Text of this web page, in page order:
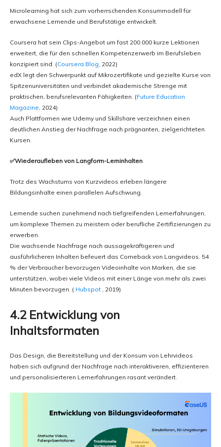
Microlearning hat sich zum vorherrschenden Konsummodell für
erwachsene Lernende und Berufstätige entwickelt.
Coursera hat sein Clips-Angebot um fast 200.000 kurze Lektionen
erweitert, die für den schnellen Kompetenzerwerb im Berufsleben
konzipiert sind. (Coursera Blog, 2022)
edX legt den Schwerpunkt auf Mikrozertifikate und gezielte Kurse von
Spitzenuniversitäten und verbindet akademische Strenge mit
praktischen, berufsrelevanten Fähigkeiten. (Future Education
Magazine, 2024)
Auch Plattformen wie Udemy und Skillshare verzeichnen einen
deutlichen Anstieg der Nachfrage nach prägnanten, zielgerichteten
Kursen.
✅Wiederaufleben von Langform-Lerninhalten
Trotz des Wachstums von Kurzvideos erleben längere
Bildungsinhalte einen parallelen Aufschwung.
Lernende suchen zunehmend nach tiefgreifenden Lernerfahrungen,
um komplexe Themen zu meistern oder berufliche Zertifizierungen zu
erwerben.
Die wachsende Nachfrage nach aussagekräftigeren und
ausführlicheren Inhalten befeuert das Comeback von Langvideos. 54
% der Verbraucher bevorzugen Videoinhalte von Marken, die sie
unterstützen, wobei viele Videos mit einer Länge von mehr als zwei
Minuten bevorzugen. ( Hubspot , 2019)
4.2 Entwicklung von
Inhaltsformaten
Das Design, die Bereitstellung und der Konsum von Lehrvideos
haben sich aufgrund der Nachfrage nach interaktiveren, effizienteren
und personalisierteren Lernerfahrungen rasant verändert.